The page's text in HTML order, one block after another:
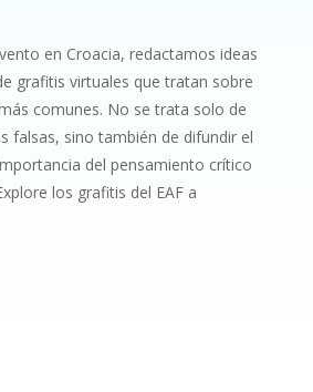
en Croacia, redactamos ideas
grafitis virtuales que tratan sobre
comunes. No se trata solo de
falsas, sino también de difundir el
del pensamiento crítico
los grafitis del EAF a